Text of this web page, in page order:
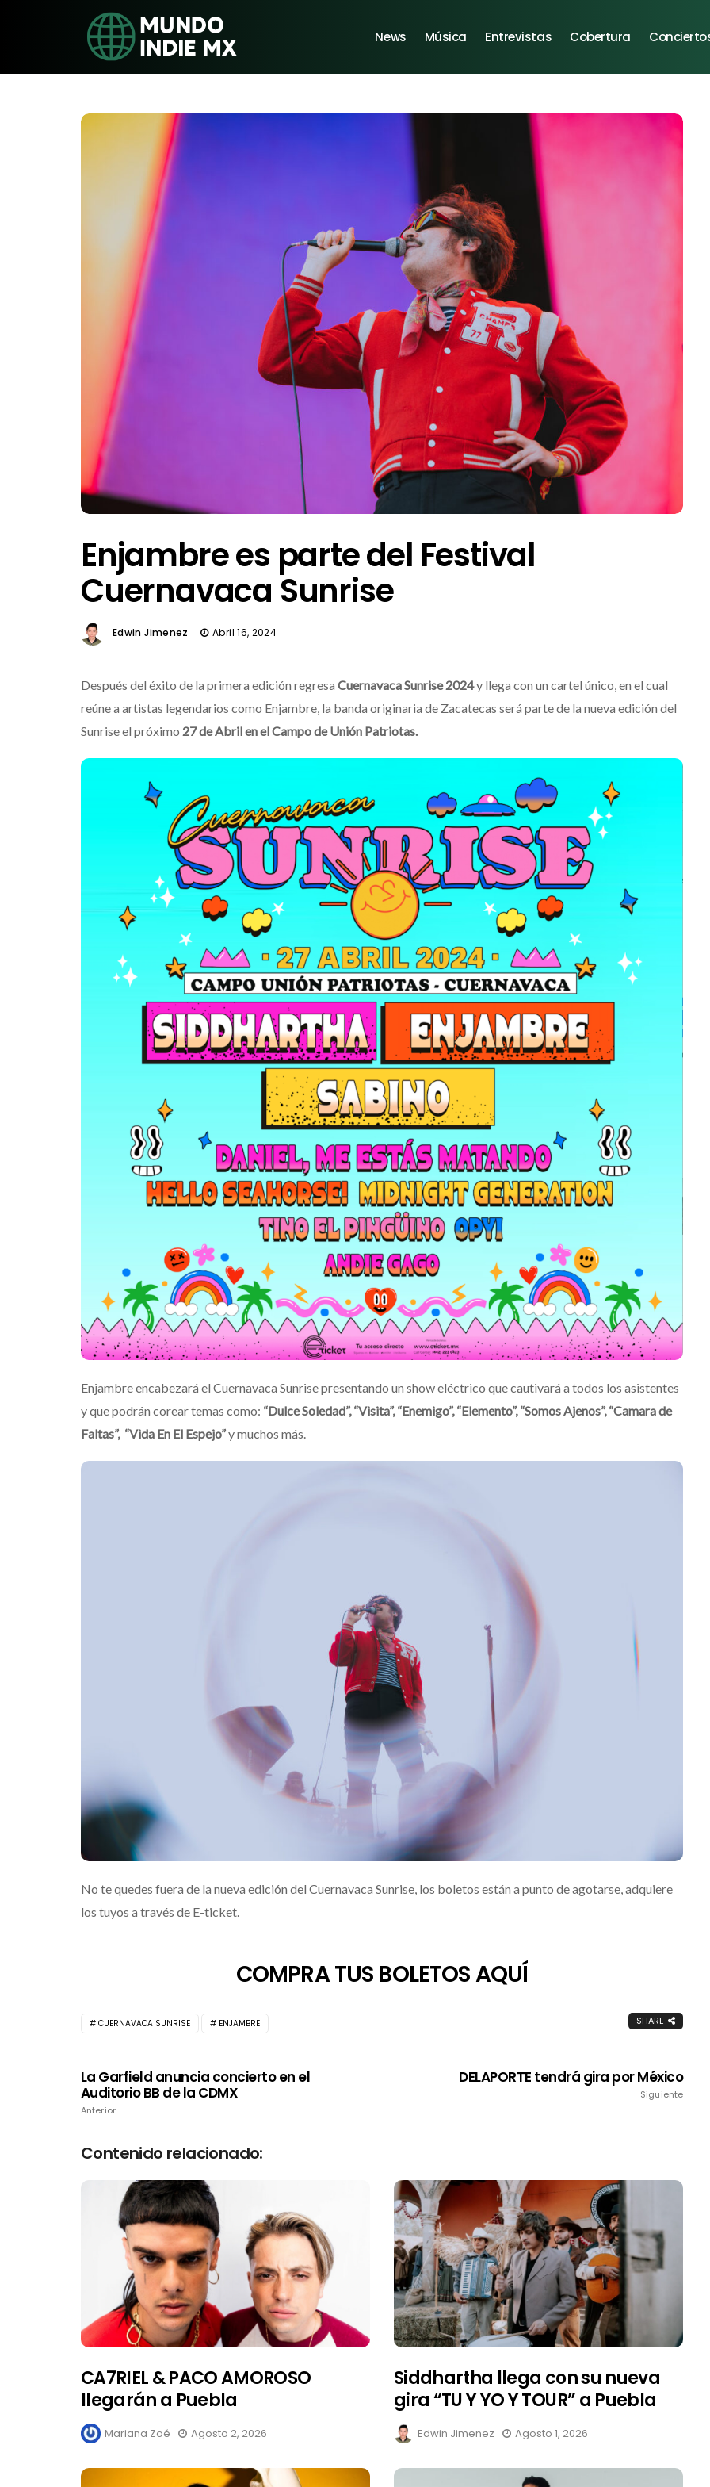
News Música Entrevistas Cobertura
Enjambre es parte del Festival
Cuernavaca Sunrise
Edwin Jimenez Abril 16, 2024
Después del éxito de la primera edición regresa Cuernavaca Sunrise 2024y llega con un cartel único, en el cual
reúne a artistas legendarios como Enjambre, la banda originaria de Zacatecas será parte de la nueva edición del
Sunrise el próximo 27 de Abril en el Campo de Unión Patriotas.
Enjambre encabezará el Cuernavaca Sunrise presentando un show eléctrico que cautivará a todos los asistentes
y que podrán corear temas como: “Dulce Soledad”, “Visita”, “Enemigo”, “Elemento”, “Somos Ajenos”, “Camara de
Faltas”, “Vida En El Espejo”y muchos más.
No te quedes fuera de la nueva edición del Cuernavaca Sunrise, los boletos están a punto de agotarse, adquiere
los tuyos a través de E-ticket.
COMPRA TUS BOLETOS AQUÍ
CUERNAVACA SUNRISE ENJAMBRE SHARE
La Garfield anuncia concierto en el
Auditorio BB de la CDMX
Anterior
DELAPORTE tendrá gira por México
Siguiente
Contenido relacionado:
CA7RIEL & PACO AMOROSO
llegarán a Puebla
Mariana Zoé Agosto 2, 2026
Siddhartha llega con su nueva
gira “TU Y YO Y TOUR” a Puebla
Edwin Jimenez Agosto 1, 2026
su nuevo álbum
“Loveland”
Edwin Jimenez Julio 13, 2026